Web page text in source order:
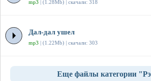
mp3 | (1.28Mb) | скачали: 318
Дал-дал ушел
mp3 | (1.22Mb) | скачали: 303
Еще файлы категории